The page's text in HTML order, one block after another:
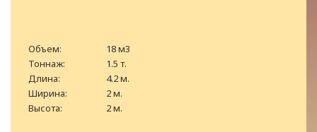
Объем:
18 м3
Тоннаж:
1.5 т.
Длина:
4.2 м.
Ширина:
2 м.
Высота:
2 м.